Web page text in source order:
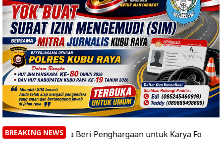
BREAKING NEWS
Raya Beri Penghargaan untuk Karya Foto dan Video